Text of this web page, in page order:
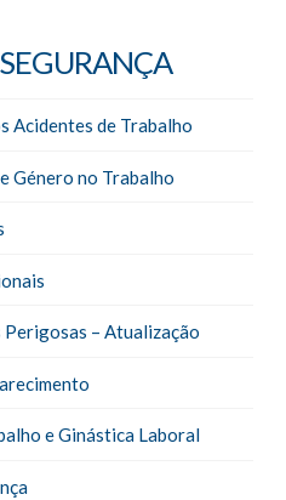
Acidentes de Trabalho
Género no Trabalho
– Atualização
e Ginástica Laboral